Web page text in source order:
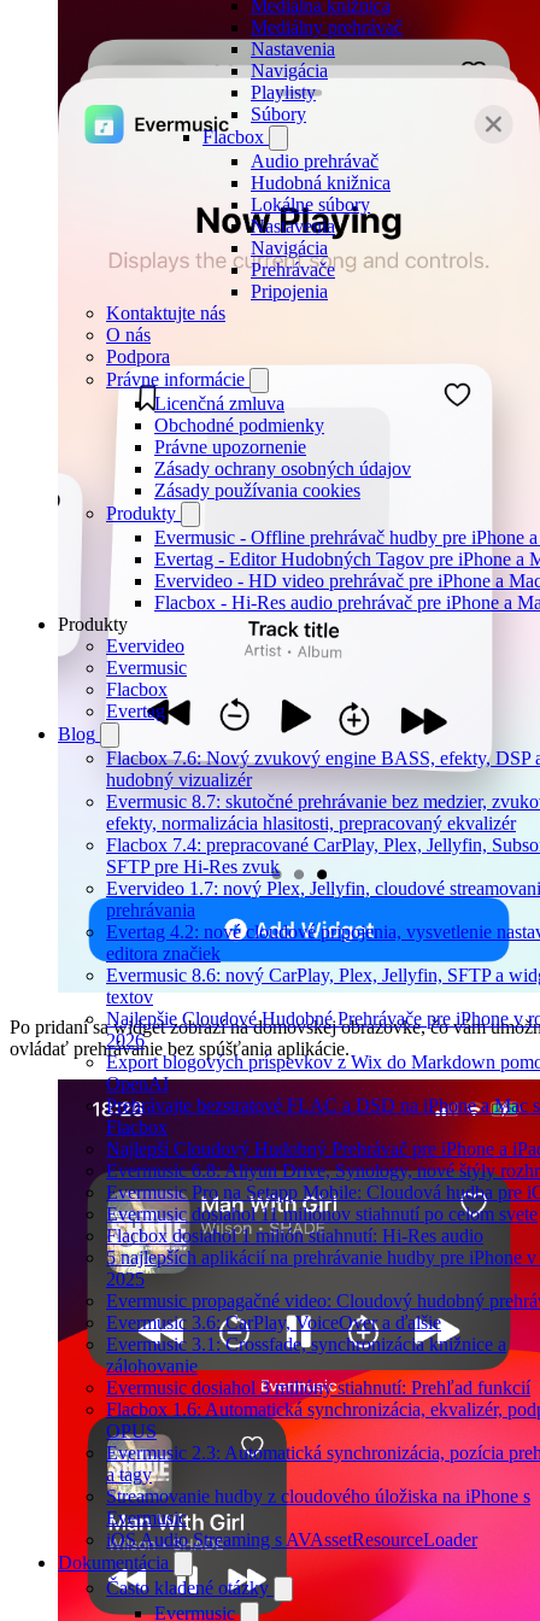
Mediálna knižnica
Mediálny prehrávač
Nastavenia
Navigácia
Playlisty
Súbory
Flacbox
Audio prehrávač
Hudobná knižnica
Lokálne súbory
Nastavenia
Navigácia
Prehrávače
Pripojenia
Kontaktujte nás
O nás
Podpora
Právne informácie
Licenčná zmluva
Obchodné podmienky
Právne upozornenie
Zásady ochrany osobných údajov
Zásady používania cookies
Produkty
Evermusic - Offline prehrávač hudby pre iPhone
Evertag - Editor Hudobných Tagov pre iPhone a
Evervideo - HD video prehrávač pre iPhone a
Flacbox - Hi-Res audio prehrávač pre iPhone a
Produkty
Evervideo
Evermusic
Flacbox
Evertag
Blog
Flacbox 7.6: Nový zvukový engine BASS, efekty, DSP
hudobný vizualizér
Evermusic 8.7: skutočné prehrávanie bez medzier,
efekty, normalizácia hlasitosti, prepracovaný ekvalizér
Flacbox 7.4: prepracované CarPlay, Plex, Jellyfin,
SFTP pre Hi-Res zvuk
Evervideo 1.7: nový Plex, Jellyfin, cloudové
prehrávania
Evertag 4.2: nové cloudové pripojenia, vysvetlenie
editora značiek
Evermusic 8.6: nový CarPlay, Plex, Jellyfin, SFTP a
textov
Najlepšie Cloudové Hudobné Prehrávače pre iPhone v
2026
Export blogových príspevkov z Wix do Markdown
OpenAI
Prehrávajte bezstratové FLAC a DSD na iPhone a Mac s
Flacbox
Najlepší Cloudový Hudobný Prehrávač pre iPhone a
Evermusic 6.8: Aliyun Drive, Synology, nové štýly
Evermusic Pro na Setapp Mobile: Cloudová hudba pre
Evermusic dosiahol 11 miliónov stiahnutí po celom svete
Flacbox dosiahol 1 milión stiahnutí: Hi-Res audio
5 najlepších aplikácií na prehrávanie hudby pre iPhone
2025
Evermusic propagačné video: Cloudový hudobný
Evermusic 3.6: CarPlay, VoiceOver a ďalšie
Evermusic 3.1: Crossfade, synchronizácia knižnice a
zálohovanie
Evermusic dosiahol 3 milióny stiahnutí: Prehľad funkcií
Flacbox 1.6: Automatická synchronizácia, ekvalizér,
OPUS
Evermusic 2.3: Automatická synchronizácia, pozícia
a tagy
Streamovanie hudby z cloudového úložiska na iPhone s
Evermusic
iOS Audio Streaming s AVAssetResourceLoader
Dokumentácia
Často kladené otázky
Evermusic
Po pridaní sa widget zobrazí na domovskej obrazovke, čo vám
ovládať prehrávanie bez spúšťania aplikácie.